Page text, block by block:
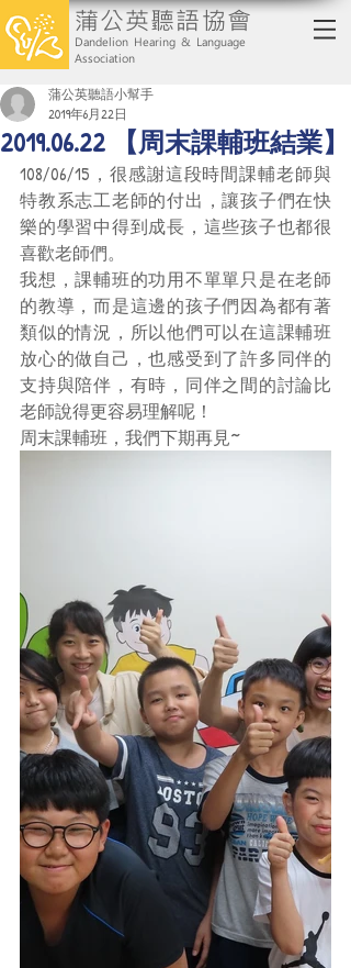
蒲公英聽語協會
Dandelion Hearing & Language
Association
2019.06.22 【周末課輔班結業】
蒲公英聽語小幫手
2019年6月22日
108/06/15，很感謝這段時間課輔老師與
特教系志工老師的付出，讓孩子們在快
樂的學習中得到成長，這些孩子也都很
喜歡老師們。
我想，課輔班的功用不單單只是在老師
的教導，而是這邊的孩子們因為都有著
類似的情況，所以他們可以在這課輔班
放心的做自己，也感受到了許多同伴的
支持與陪伴，有時，同伴之間的討論比
老師說得更容易理解呢！
周末課輔班，我們下期再見~